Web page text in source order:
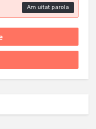
Am uitat parola